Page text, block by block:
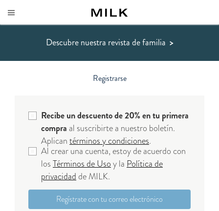
Descubre nuestra revista de familia >
Registrarse
Regístrate con tu correo electrónico
Recibe un descuento de 20% en tu primera
compraal suscribirte a nuestro boletín.
Aplicantérminos y condiciones.
Al crear una cuenta, estoy de acuerdo con
losTérminos de Usoy la Política de
privacidad de MILK.